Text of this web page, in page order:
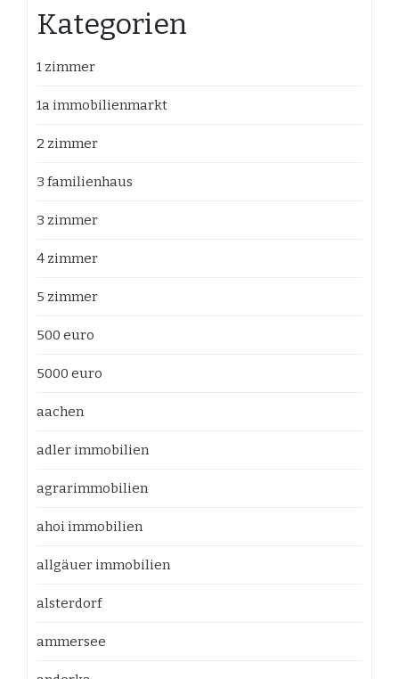
Kategorien
1 zimmer
1a immobilienmarkt
2 zimmer
3 familienhaus
3 zimmer
4 zimmer
5 zimmer
500 euro
5000 euro
aachen
adler immobilien
agrarimmobilien
ahoi immobilien
allgäuer immobilien
alsterdorf
ammersee